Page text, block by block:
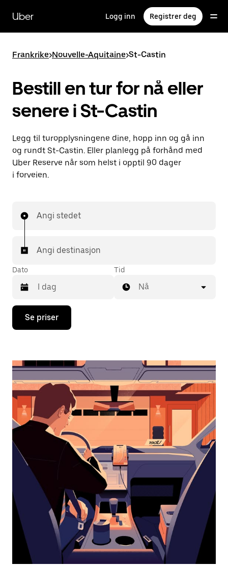
hovedinnholdet
Uber Logg inn Registrer deg
Frankrike>Nouvelle-Aquitaine>St-Castin
Bestill en tur for nå eller
senere i St-Castin
Legg til turopplysningene dine, hopp inn og gå inn
og rundt St-Castin. Eller planlegg på forhånd med
Uber Reserve når som helst i opptil 90 dager
i forveien.
Angi stedet
Angi destinasjon
Dato
Trykk
piltast
åpne
og
velge
dato.
Trykk
på
Esc-
knappen
kalenderen.
Tid
Nå
Se priser